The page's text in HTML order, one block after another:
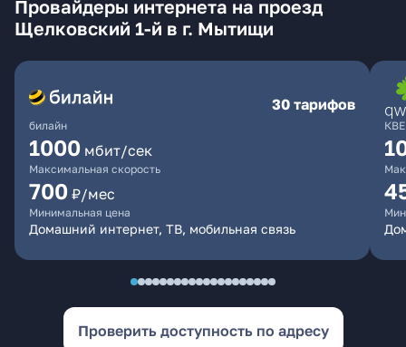
Провайдеры интернета на проезд
Щелковский 1-й в г. Мытищи
билайн
30 тарифов
1000 мбит/сек
Максимальная скорость
700 ₽/мес
Минимальная цена
Домашний интернет, ТВ, мобильная связь
Проверить доступность по адресу